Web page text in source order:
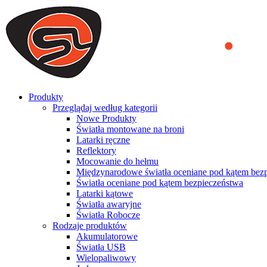
We use cookies to ensure that we provide you the best experience
you a better experience. To learn more or to find out how you can
ACCEPT AND CLOSE
Produkty
Przeglądaj według kategorii
Nowe Produkty
Światła montowane na broni
Latarki ręczne
Reflektory
Mocowanie do hełmu
Międzynarodowe światła oceniane pod kątem
Światła oceniane pod kątem bezpieczeństwa
Latarki kątowe
Światła awaryjne
Światła Robocze
Rodzaje produktów
Akumulatorowe
Światła USB
Wielopaliwowy